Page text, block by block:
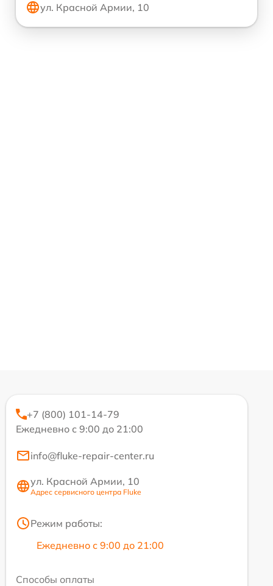
ул. Красной Армии, 10
+7 (800) 101-14-79
Ежедневно с 9:00 до 21:00
info@fluke-repair-center.ru
ул. Красной Армии, 10
Адрес сервисного центра Fluke
Режим работы:
Ежедневно с 9:00 до 21:00
Способы оплаты